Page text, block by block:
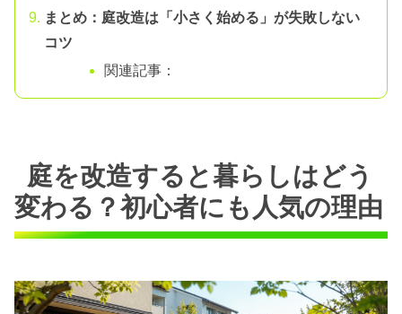
まとめ：庭改造は「小さく始める」が失敗しない
コツ
関連記事：
庭を改造すると暮らしはどう
変わる？初心者にも人気の理由